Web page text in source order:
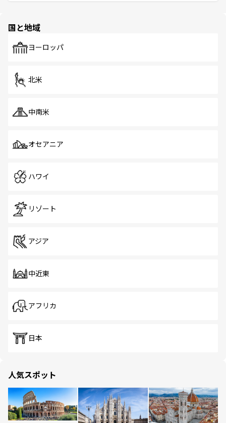
で、ホーカーズは地元の風情を楽しめる外せないスポット
国と地域
ヨーロッパ
北米
中南米
オセアニア
ハワイ
リゾート
アジア
中近東
アフリカ
日本
人気スポット